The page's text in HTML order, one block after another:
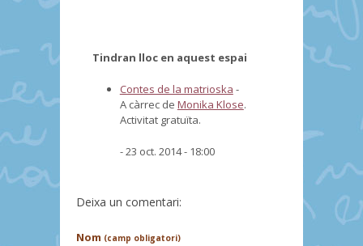
Tindran lloc en aquest espai
Contes de la matrioska -
A càrrec de Monika Klose.
Activitat gratuïta.
- 23 oct. 2014 - 18:00
Deixa un comentari:
Nom (camp obligatori)